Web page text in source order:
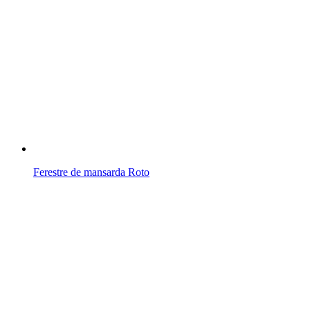
Ferestre de mansarda Roto